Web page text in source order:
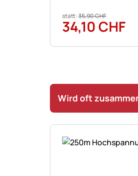
statt:35,90CHF
34,10CHF
Wird oft